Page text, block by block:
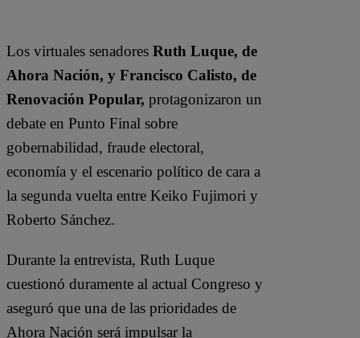
Los virtuales senadores Ruth Luque, de
Ahora Nación, y Francisco Calisto, de
Renovación Popular, protagonizaron un
debate en Punto Final sobre
gobernabilidad, fraude electoral,
economía y el escenario político de cara a
la segunda vuelta entre Keiko Fujimori y
Roberto Sánchez.
Durante la entrevista, Ruth Luque
cuestionó duramente al actual Congreso y
aseguró que una de las prioridades de
Ahora Nación será impulsar la